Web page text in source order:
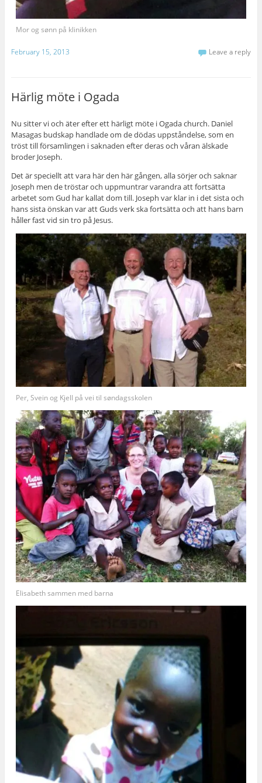
Mor og sønn på klinikken
February 15, 2013 Leave a reply
Härlig möte i Ogada
Nu sitter vi och äter efter ett härligt möte i Ogada church. Daniel
Masagas budskap handlade om de dödas uppståndelse, som en
tröst till församlingen i saknaden efter deras och våran älskade
broder Joseph.
Det är speciellt att vara här den här gången, alla sörjer och saknar
Joseph men de tröstar och uppmuntrar varandra att fortsätta
arbetet som Gud har kallat dom till. Joseph var klar in i det sista och
hans sista önskan var att Guds verk ska fortsätta och att hans barn
håller fast vid sin tro på Jesus.
Per, Svein og Kjell på vei til søndagsskolen
Elisabeth sammen med barna